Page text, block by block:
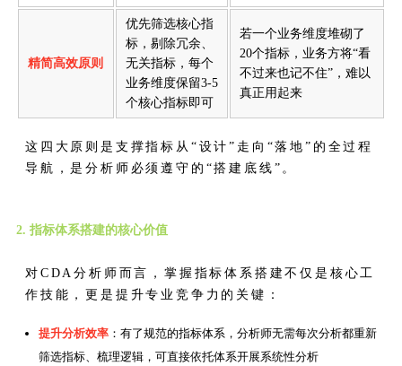
精简高效原则
优先筛选核心指
标，剔除冗余、
无关指标，每个
业务维度保留3-5
个核心指标即可
若一个业务维度堆砌了
20个指标，业务方将“看
不过来也记不住”，难以
真正用起来
这四大原则是支撑指标从“设计”走向“落地”的全过程
导航，是分析师必须遵守的“搭建底线”。
2. 指标体系搭建的核心价值
对CDA分析师而言，掌握指标体系搭建不仅是核心工
作技能，更是提升专业竞争力的关键：
提升分析效率 ：有了规范的指标体系，分析师无需每次分析都重新
筛选指标、梳理逻辑，可直接依托体系开展系统性分析